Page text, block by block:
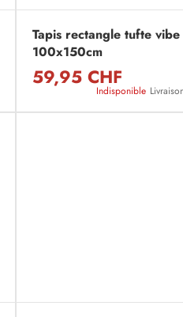
Tapis rectangle tufte vibe
100x150cm
59,95 CHF
Indisponible